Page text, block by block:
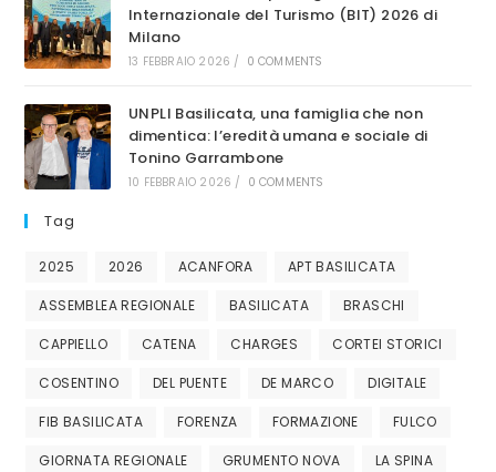
Internazionale del Turismo (BIT) 2026 di
Milano
13 FEBBRAIO 2026 / 0 COMMENTS
UNPLI Basilicata, una famiglia che non
dimentica: l’eredità umana e sociale di
Tonino Garrambone
10 FEBBRAIO 2026 / 0 COMMENTS
Tag
2025 2026 ACANFORA APT BASILICATA
ASSEMBLEA REGIONALE BASILICATA BRASCHI
CAPPIELLO CATENA CHARGES CORTEI STORICI
COSENTINO DEL PUENTE DE MARCO DIGITALE
FIB BASILICATA FORENZA FORMAZIONE FULCO
GIORNATA REGIONALE GRUMENTO NOVA LA SPINA